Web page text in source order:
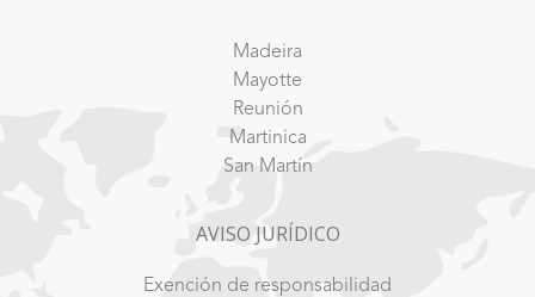
Madeira
Mayotte
Reunión
Martinica
San Martín
AVISO JURÍDICO
Exención de responsabilidad